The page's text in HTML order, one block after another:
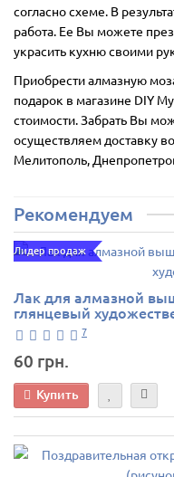
согласно схеме. В
работа. Ее Вы можете
украсить кухню своими
Приобрести алмазную
подарок в магазине DIY
стоимости. Забрать Вы
осуществляем доставку
Мелитополь,
Рекомендуем
Лидер продаж
Лак для алмазной
глянцевый
7
60 грн.
Купить